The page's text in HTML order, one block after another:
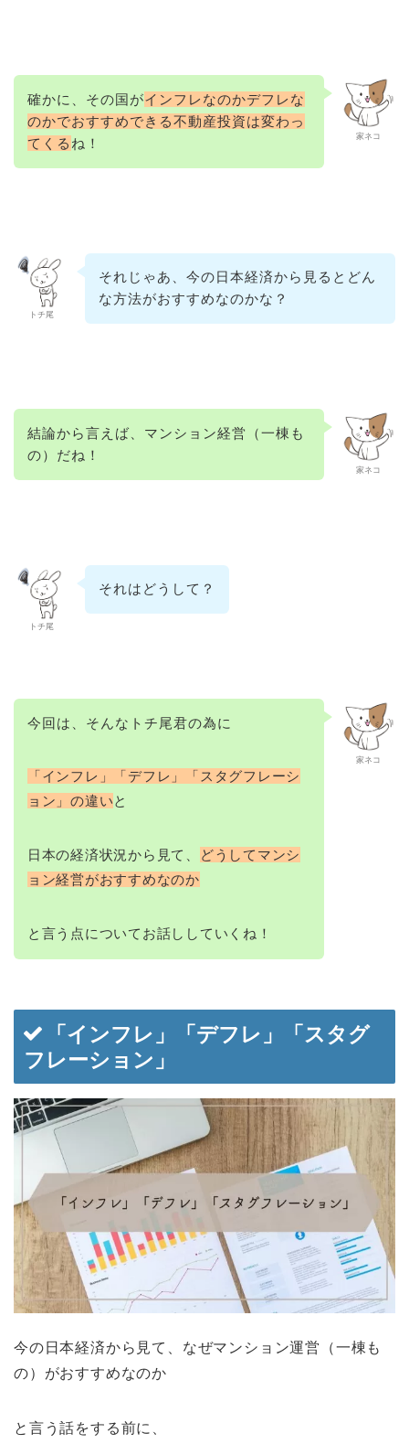
家ネコ
確かに、その国がインフレなのかデフレな
のかでおすすめできる不動産投資は変わっ
てくる ね！
トチ尾
それじゃあ、今の日本経済から見るとどん
な方法がおすすめなのかな？
家ネコ
結論から言えば、マンション経営（一棟も
の）だね！
トチ尾
それはどうして？
家ネコ
今回は、そんなトチ尾君の為に
「インフレ」「デフレ」「スタグフレーシ
ョン」の違いと
日本の経済状況から見て、
どうしてマンシ
ョン経営がおすすめなのか
と言う点についてお話ししていくね！
「インフレ」「デフレ」「スタグ
フレーション」
今の日本経済から見て、なぜマンション運営（一棟も
の）がおすすめなのか
と言う話をする前に、